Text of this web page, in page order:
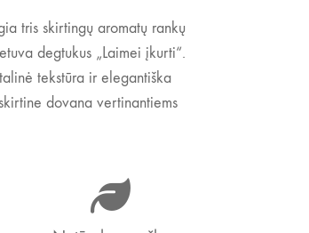
tris skirtingų aromatų rankų
degtukus „Laimei įkurti“.
tekstūra ir elegantiška
dovana vertinantiems